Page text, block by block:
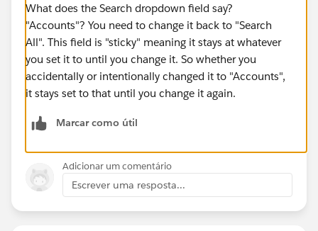
What does the Search dropdown field say?
"Accounts"? You need to change it back to "Search
All". This field is "sticky" meaning it stays at whatever
you set it to until you change it. So whether you
accidentally or intentionally changed it to "Accounts",
it stays set to that until you change it again.
Marcar como útil
Adicionar um comentário
Escrever uma resposta...